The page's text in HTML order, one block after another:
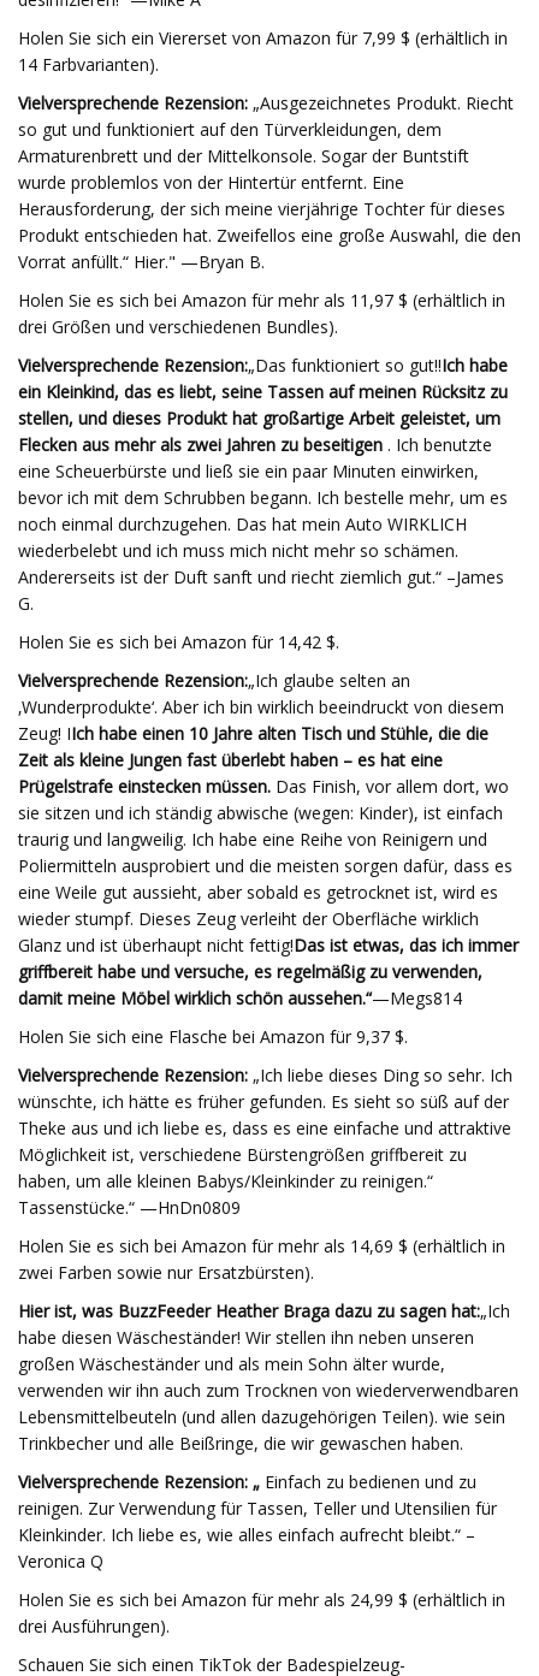
Holen Sie sich ein Viererset von Amazon für 7,99 $ (erhältlich in
14 Farbvarianten).
Vielversprechende Rezension: „Ausgezeichnetes Produkt. Riecht
so gut und funktioniert auf den Türverkleidungen, dem
Armaturenbrett und der Mittelkonsole. Sogar der Buntstift
wurde problemlos von der Hintertür entfernt. Eine
Herausforderung, der sich meine vierjährige Tochter für dieses
Produkt entschieden hat. Zweifellos eine große Auswahl, die den
Vorrat anfüllt.“ Hier." —Bryan B.
Holen Sie es sich bei Amazon für mehr als 11,97 $ (erhältlich in
drei Größen und verschiedenen Bundles).
Vielversprechende Rezension:„Das funktioniert so gut!!Ich habe
ein Kleinkind, das es liebt, seine Tassen auf meinen Rücksitz zu
stellen, und dieses Produkt hat großartige Arbeit geleistet, um
Flecken aus mehr als zwei Jahren zu beseitigen . Ich benutzte
eine Scheuerbürste und ließ sie ein paar Minuten einwirken,
bevor ich mit dem Schrubben begann. Ich bestelle mehr, um es
noch einmal durchzugehen. Das hat mein Auto WIRKLICH
wiederbelebt und ich muss mich nicht mehr so ​​schämen.
Andererseits ist der Duft sanft und riecht ziemlich gut.“ –James
G.
Holen Sie es sich bei Amazon für 14,42 $.
Vielversprechende Rezension:„Ich glaube selten an
‚Wunderprodukte‘. Aber ich bin wirklich beeindruckt von diesem
Zeug! IIch habe einen 10 Jahre alten Tisch und Stühle, die die
Zeit als kleine Jungen fast überlebt haben – es hat eine
Prügelstrafe einstecken müssen. Das Finish, vor allem dort, wo
sie sitzen und ich ständig abwische (wegen: Kinder), ist einfach
traurig und langweilig. Ich habe eine Reihe von Reinigern und
Poliermitteln ausprobiert und die meisten sorgen dafür, dass es
eine Weile gut aussieht, aber sobald es getrocknet ist, wird es
wieder stumpf. Dieses Zeug verleiht der Oberfläche wirklich
Glanz und ist überhaupt nicht fettig!Das ist etwas, das ich immer
griffbereit habe und versuche, es regelmäßig zu verwenden,
damit meine Möbel wirklich schön aussehen.“—Megs814
Holen Sie sich eine Flasche bei Amazon für 9,37 $.
Vielversprechende Rezension: „Ich liebe dieses Ding so sehr. Ich
wünschte, ich hätte es früher gefunden. Es sieht so süß auf der
Theke aus und ich liebe es, dass es eine einfache und attraktive
Möglichkeit ist, verschiedene Bürstengrößen griffbereit zu
haben, um alle kleinen Babys/Kleinkinder zu reinigen.“
Tassenstücke.“ —HnDn0809
Holen Sie es sich bei Amazon für mehr als 14,69 $ (erhältlich in
zwei Farben sowie nur Ersatzbürsten).
Hier ist, was BuzzFeeder Heather Braga dazu zu sagen hat:„Ich
habe diesen Wäscheständer! Wir stellen ihn neben unseren
großen Wäscheständer und als mein Sohn älter wurde,
verwenden wir ihn auch zum Trocknen von wiederverwendbaren
Lebensmittelbeuteln (und allen dazugehörigen Teilen). wie sein
Trinkbecher und alle Beißringe, die wir gewaschen haben.
Vielversprechende Rezension: „ Einfach zu bedienen und zu
reinigen. Zur Verwendung für Tassen, Teller und Utensilien für
Kleinkinder. Ich liebe es, wie alles einfach aufrecht bleibt.“ –
Veronica Q
Holen Sie es sich bei Amazon für mehr als 24,99 $ (erhältlich in
drei Ausführungen).
Schauen Sie sich einen TikTok der Badespielzeug-